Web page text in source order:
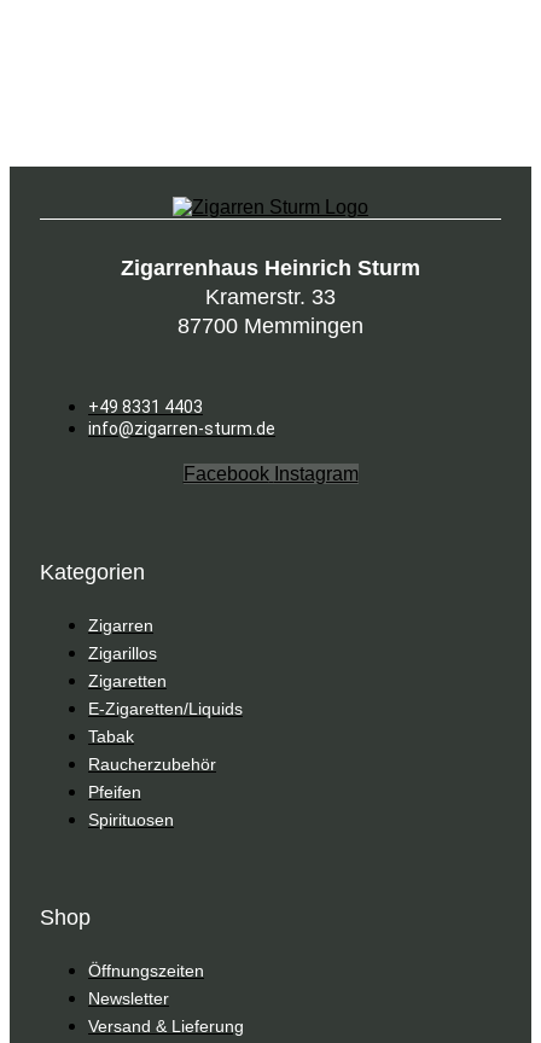
Zigarrenhaus Heinrich Sturm
Kramerstr. 33
87700 Memmingen
+49 8331 4403
info@zigarren-sturm.de
Facebook Instagram
Kategorien
Zigarren
Zigarillos
Zigaretten
E-Zigaretten/Liquids
Tabak
Raucherzubehör
Pfeifen
Spirituosen
Shop
Öffnungszeiten
Newsletter
Versand & Lieferung